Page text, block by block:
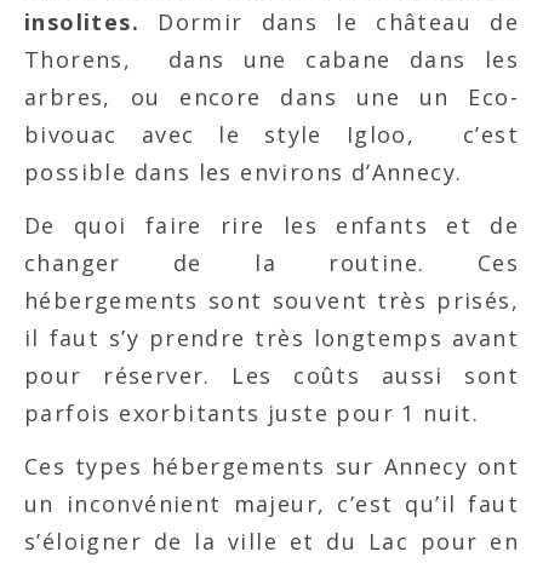
insolites. Dormir dans le château de
Thorens, dans une cabane dans les
arbres, ou encore dans une un Eco-
bivouac avec le style Igloo, c’est
possible dans les environs d’Annecy.
De quoi faire rire les enfants et de
changer de la routine. Ces
hébergements sont souvent très prisés,
il faut s’y prendre très longtemps avant
pour réserver. Les coûts aussi sont
parfois exorbitants juste pour 1 nuit.
Ces types hébergements sur Annecy ont
un inconvénient majeur, c’est qu’il faut
s’éloigner de la ville et du Lac pour en